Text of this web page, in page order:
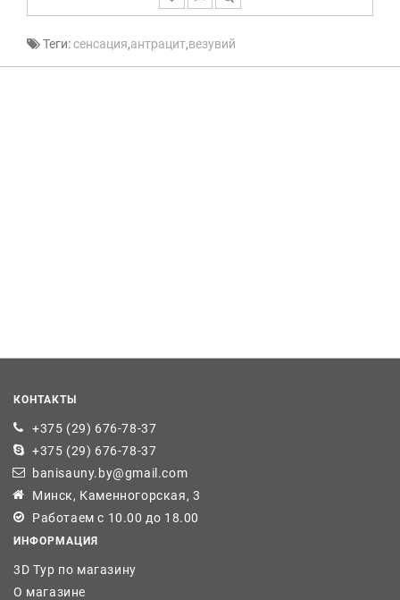
Теги:сенсация,антрацит,везувий
КОНТАКТЫ
+375 (29) 676-78-37
+375 (29) 676-78-37
banisauny.by@gmail.com
Минск, Каменногорская, 3
Работаем с 10.00 до 18.00
ИНФОРМАЦИЯ
3D Тур по магазину
О магазине